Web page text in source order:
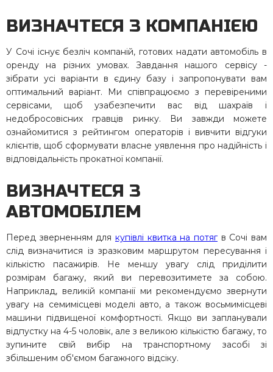
ВИЗНАЧТЕСЯ З КОМПАНІЄЮ
У Сочі існує безліч компаній, готових надати автомобіль в
оренду на різних умовах. Завдання нашого сервісу -
зібрати усі варіанти в єдину базу і запропонувати вам
оптимальний варіант. Ми співпрацюємо з перевіреними
сервісами, щоб узабезпечити вас від шахраїв і
недобросовісних гравців ринку. Ви завжди можете
ознайомитися з рейтингом операторів і вивчити відгуки
клієнтів, щоб сформувати власне уявлення про надійність і
відповідальність прокатної компанії.
ВИЗНАЧТЕСЯ З
АВТОМОБІЛЕМ
Перед зверненням для купівлі квитка на потягв Сочі вам
слід визначитися із зразковим маршрутом пересування і
кількістю пасажирів. Не меншу увагу слід приділити
розмірам багажу, який ви перевозитимете за собою.
Наприклад, великій компанії ми рекомендуємо звернути
увагу на семимісцеві моделі авто, а також восьмимісцеві
машини підвищеної комфортності. Якщо ви запланували
відпустку на 4-5 чоловік, але з великою кількістю багажу, то
зупините свій вибір на транспортному засобі зі
збільшеним об'ємом багажного відсіку.